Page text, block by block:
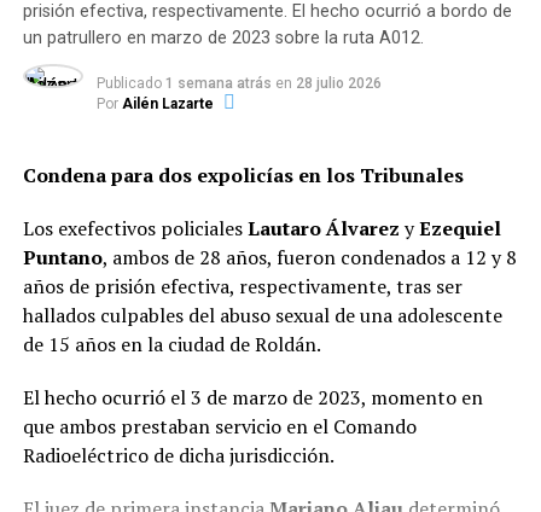
El crimen del chofer y exprefecto (quien se había
retirado de la fuerza federal en 2015) ocurrió el 14 de
marzo en la intersección de5 de Agosto y José María
disparos por la espalda en el contexto de un robo. Su
cuerpo fue encontrado tendido al lado de su utilitario
Renault Kangoo, el cual presentaba las puertas abiertas
y la llave colocada en el tambor de ignición.
Vinculación con otros hechos
violentos
Además de la causa por homicidio, sobre «Yaka» pesaba
una orden de detención por su presunta participación
prisión efectiva, respectivamente. El hecho ocurrió a bordo de
un patrullero en marzo de 2023 sobre la ruta A012.
Publicado 1 semana atrás en 28 julio 2026
Por Ailén Lazarte
Condena para dos expolicías en los Tribunales
Los exefectivos policialesLautaro Álvarez yEzequiel
Puntano, ambos de 28 años, fueron condenados a 12 y 8
años de prisión efectiva, respectivamente, tras ser
hallados culpables del abuso sexual de una adolescente
de 15 años en la ciudad de Roldán.
El hecho ocurrió el 3 de marzo de 2023, momento en
que ambos prestaban servicio en el Comando
Radioeléctrico de dicha jurisdicción.